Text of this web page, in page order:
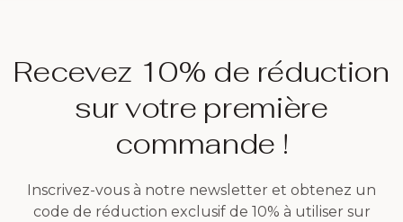
Recevez 10% de réduction
sur votre première
commande !
Inscrivez-vous à notre newsletter et obtenez un
code de réduction exclusif de 10% à utiliser sur